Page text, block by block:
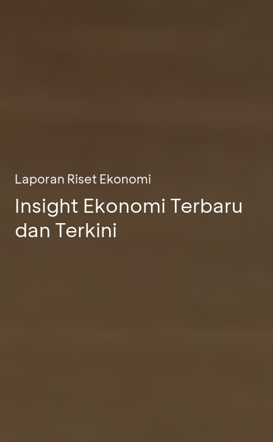
Laporan Riset Ekonomi
Insight Ekonomi Terbaru
dan Terkini